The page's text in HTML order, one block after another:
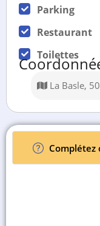
Parking
Restaurant
Toilettes
La Basle,
Complétez